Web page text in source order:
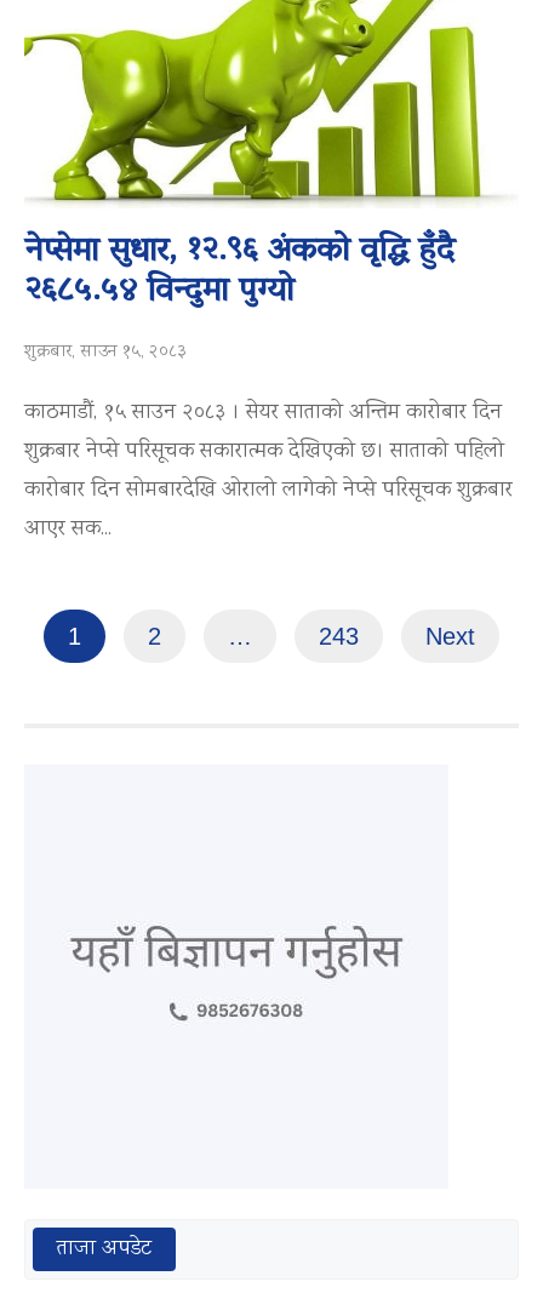
नेप्सेमा सुधार, १२.९६ अंकको वृद्धि हुँदै
२६८५.५४ विन्दुमा पुग्यो
शुक्रबार, साउन १५, २०८३
काठमाडौं, १५ साउन २०८३ । सेयर साताको अन्तिम कारोबार दिन
शुक्रबार नेप्से परिसूचक सकारात्मक देखिएको छ। साताको पहिलो
कारोबार दिन सोमबारदेखि ओरालो लागेको नेप्से परिसूचक शुक्रबार
आएर सक...
Posts
pagination
1 2 … 243 Next
ताजा अपडेट